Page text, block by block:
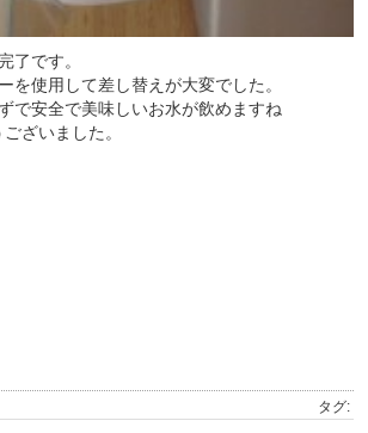
了です。
を使用して差し替えが大変でした。
で安全で美味しいお水が飲めますね
ざいました。
タグ: